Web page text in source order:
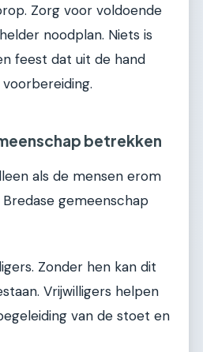
Zorg voor voldoende
noodplan. Niets is
feest dat uit de hand
betrekken
als de mensen erom
gemeenschap
Zonder hen kan dit
Vrijwilligers helpen
van de stoet en